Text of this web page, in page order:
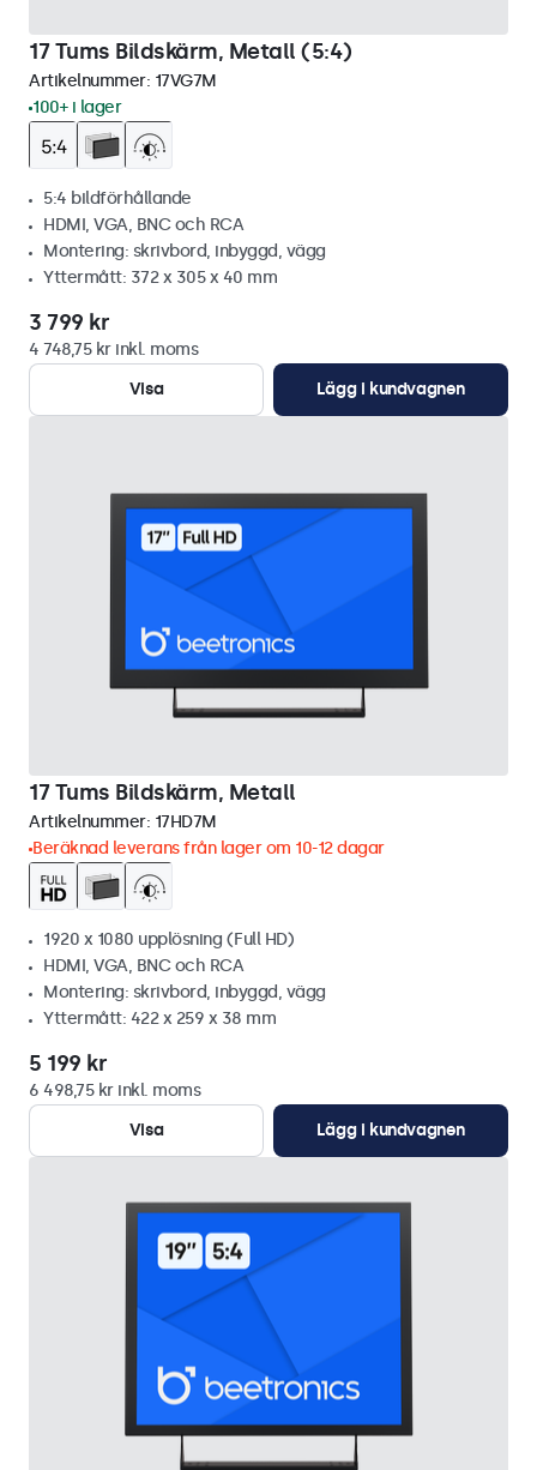
17 Tums Bildskärm, Metall (5:4)
Artikelnummer: 17VG7M
100+ i lager
5:4 bildförhållande
HDMI, VGA, BNC och RCA
Montering: skrivbord, inbyggd, vägg
Yttermått: 372 x 305 x 40 mm
3 799 kr
4 748,75 kr inkl. moms
Visa
Lägg i kundvagnen
17 Tums Bildskärm, Metall
Artikelnummer: 17HD7M
Beräknad leverans från lager om 10-12 dagar
1920 x 1080 upplösning (Full HD)
HDMI, VGA, BNC och RCA
Montering: skrivbord, inbyggd, vägg
Yttermått: 422 x 259 x 38 mm
5 199 kr
6 498,75 kr inkl. moms
Visa
Lägg i kundvagnen